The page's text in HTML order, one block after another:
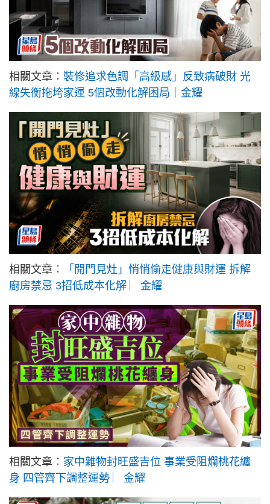
相關文章︰ 裝修追求色調「高級感」反致病破財 光
線失衡拖垮家運 5個改動化解困局｜金耀
相關文章︰
「開門見灶」悄悄偷走健康與財運 拆解
廚房禁忌 3招低成本化解 ︳金耀
相關文章︰ 家中雜物封旺盛吉位 事業受阻爛桃花纏
身 四管齊下調整運勢 ︳金耀